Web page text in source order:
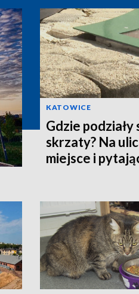
KATOWICE
Gdzie
skrzaty? Na
miejsce i